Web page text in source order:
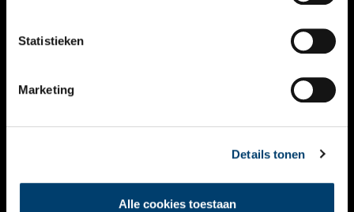
Statistieken
Marketing
Details tonen
Alle cookies toestaan
NIEUWSBRIEF
DISCLAIMER
TOEGANKELIJKHEID